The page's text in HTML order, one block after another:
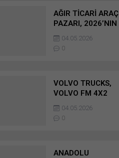
AĞIR TİCARİ ARAÇ
PAZARI, 2026’NIN
İLK ÇEYREĞİNİ
KONTROLLÜ BİR
DARALMA İLE
04.05.2026
0
VOLVO TRUCKS,
VOLVO FM 4X2
KAMYON İLE DE
EURO NCAP’TEN
5 YILDIZ ALDI
04.05.2026
0
ANADOLU